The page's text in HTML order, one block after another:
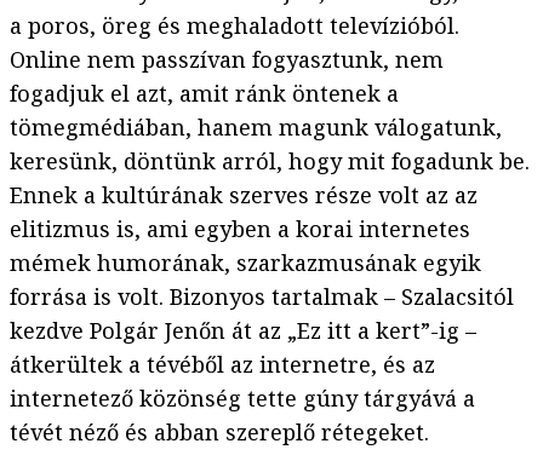
a poros, öreg és meghaladott televízióból.
Online nem passzívan fogyasztunk, nem
fogadjuk el azt, amit ránk öntenek a
tömegmédiában, hanem magunk válogatunk,
keresünk, döntünk arról, hogy mit fogadunk be.
Ennek a kultúrának szerves része volt az az
elitizmus is, ami egyben a korai internetes
mémek humorának, szarkazmusának egyik
forrása is volt. Bizonyos tartalmak – Szalacsitól
kezdve Polgár Jenőn át az „Ez itt a kert”-ig –
átkerültek a tévéből az internetre, és az
internetező közönség tette gúny tárgyává a
tévét néző és abban szereplő rétegeket.